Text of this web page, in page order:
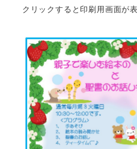
クリックすると印刷用画面が